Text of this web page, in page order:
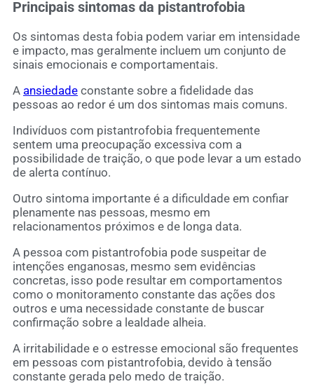
Principais sintomas da pistantrofobia
Os sintomas desta fobia podem variar em intensidade
e impacto, mas geralmente incluem um conjunto de
sinais emocionais e comportamentais.
A ansiedade constante sobre a fidelidade das
pessoas ao redor é um dos sintomas mais comuns.
Indivíduos com pistantrofobia frequentemente
sentem uma preocupação excessiva com a
possibilidade de traição, o que pode levar a um estado
de alerta contínuo.
Outro sintoma importante é a dificuldade em confiar
plenamente nas pessoas, mesmo em
relacionamentos próximos e de longa data.
A pessoa com pistantrofobia pode suspeitar de
intenções enganosas, mesmo sem evidências
concretas, isso pode resultar em comportamentos
como o monitoramento constante das ações dos
outros e uma necessidade constante de buscar
confirmação sobre a lealdade alheia.
A irritabilidade e o estresse emocional são frequentes
em pessoas com pistantrofobia, devido à tensão
constante gerada pelo medo de traição.